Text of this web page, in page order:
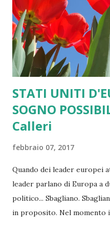
praticamente più a causa
notare come l'incontro
loro importanza, non sia
secondo la mia modesta
STATI UNITI
SOGNO
Calleri
febbraio 07, 2017
Quando dei leader europei
leader parlano di Europa a
politico... Sbagliano.
in proposito. Nel momento